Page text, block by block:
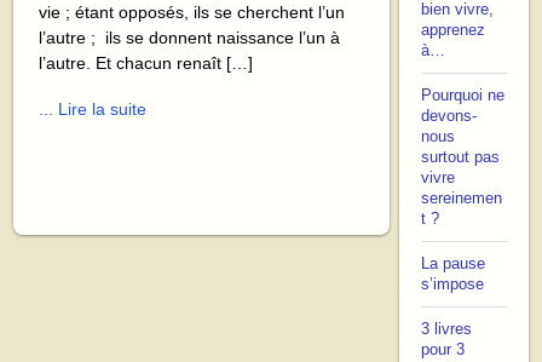
vie ; étant opposés, ils se cherchent l’un
l’autre ; ils se donnent naissance l’un à
l’autre. Et chacun renaît […]
... Lire la suite
bien vivre,
apprenez
à…
Pourquoi ne
devons-
nous
surtout pas
vivre
sereinemen
t ?
La pause
s’impose
3 livres
pour 3